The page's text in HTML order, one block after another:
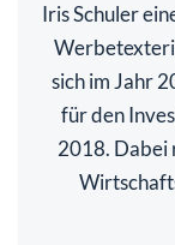
Iris Schuler
sich im Jahr
für den
2018. Dabei